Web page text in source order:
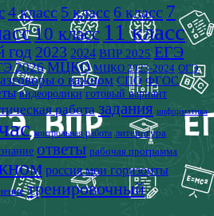
4 класс 5 класс 6 класс 7
10 класс 11 класс
год 2023 2024 ВПР 2025 ЕГЭ
2026 МЦКО МЦКО 2023-2024 ОГЭ
о важном СПО ФГОС
видеоролики готовый вариант
работа задания информатика
контрольная работа литература
ответы рабочая программа
россия мои горизонты
тренировочный